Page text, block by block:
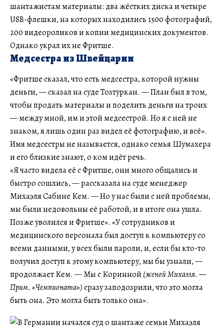
шантажистам материалы: два жёстких диска и четыре
USB-флешки, на которых находились 1500 фотографий,
200 видеороликов и копии медицинских документов.
Однако украл их не Фритше.
Медсестра из Швейцарии
«Фритше сказал, что есть медсестра, которой нужны
деньги, — сказал на суде Тозтуркан. — План был в том,
чтобы продать материалы и поделить деньги на троих
— между мной, им и этой медсестрой. Но я с ней не
знаком, я лишь один раз видел её фотографию, и всё».
Имя медсестры не называется, однако семья Шумахера
и его близкие знают, о ком идёт речь.
«Я часто видела её с Фритше, они много общались и
быстро сошлись, — рассказала на суде менеджер
Михаэля Сабине Кем. — Но у нас были с ней проблемы,
мы были недовольны её работой, и в итоге она ушла.
Позже уволился и Фритше». «У сотрудников и
медицинского персонала был доступ к компьютеру со
всеми данными, у всех были пароли, и, если бы кто-то
получил доступ к этому компьютеру, мы бы узнали, —
продолжает Кем. — Мы с Коринной (женой Михаэля. —
Прим. «Чемпионата»)сразу заподозрили, что это могла
быть она. Это могла быть только она».